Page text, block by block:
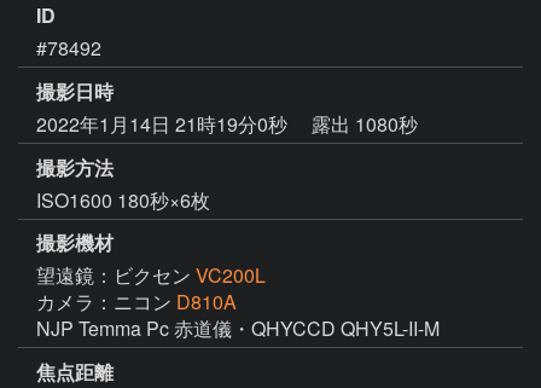
ID
#78492
撮影日時
2022年1月14日 21時19分0秒
露出 1080秒
撮影方法
ISO1600 180秒×6枚
撮影機材
望遠鏡：ビクセン VC200L
カメラ：ニコン D810A
NJP Temma Pc 赤道儀・QHYCCD QHY5L-II-M
焦点距離